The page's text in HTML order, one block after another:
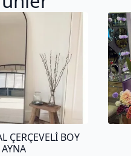
ÇERÇEVELI BOY
AYNA